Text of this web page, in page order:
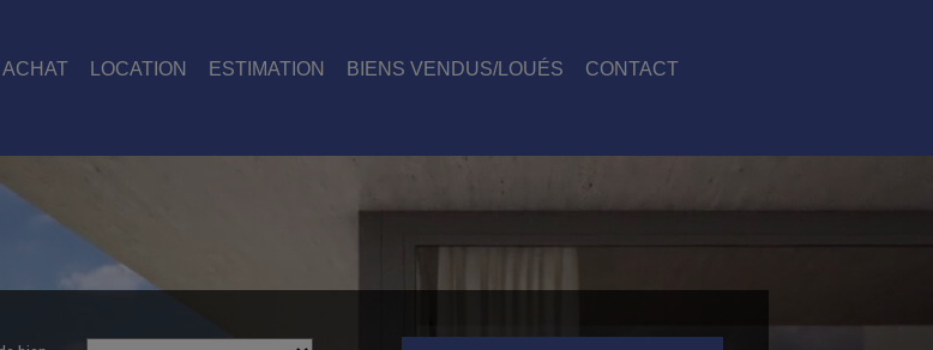
ACHAT LOCATION ESTIMATION BIENS VENDUS/LOUÉS CONTACT